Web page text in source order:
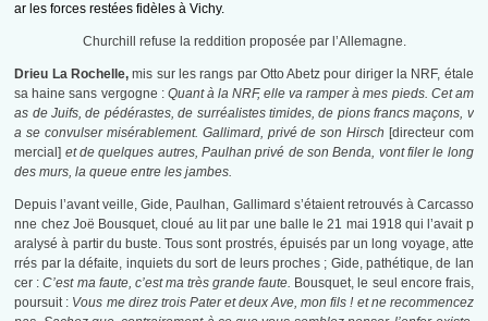
ar les forces restées fidèles à Vichy.
Churchill refuse la reddition proposée par l’Allemagne.
Drieu La Rochelle,mis sur les rangs par Otto Abetz pour diriger la NRF, étale
sa haine sans vergogne : Quant à la NRF, elle va ramper à mes pieds. Cet am
as de Juifs, de pédérastes, de surréalistes timides, de pions francs maçons, v
a se convulser misérablement. Gallimard, privé de son Hirsch [directeur com
mercial] et de quelques autres, Paulhan privé de son Benda, vont filer le long
des murs, la queue entre les jambes.
Depuis l’avant veille, Gide, Paulhan, Gallimard s’étaient retrouvés à Carcasso
nne chez Joë Bousquet, cloué au lit par une balle le 21 mai 1918 qui l’avait p
aralysé à partir du buste. Tous sont prostrés, épuisés par un long voyage, atte
rrés par la défaite, inquiets du sort de leurs proches ; Gide, pathétique, de lan
cer :C’est ma faute, c’est ma très grande faute. Bousquet, le seul encore frais,
poursuit : Vous me direz trois Pater et deux Ave, mon fils ! et ne recommencez